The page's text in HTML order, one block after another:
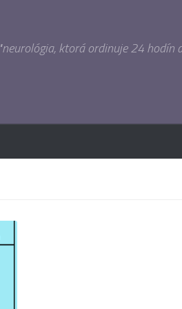
"neurológia, ktorá ordinuje 24 hodín